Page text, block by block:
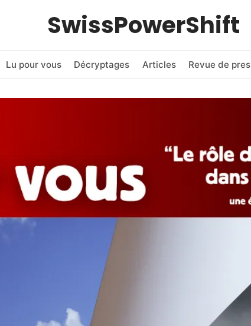
SwissPowerShift
Lu pour vous Décryptages Articles Revue de